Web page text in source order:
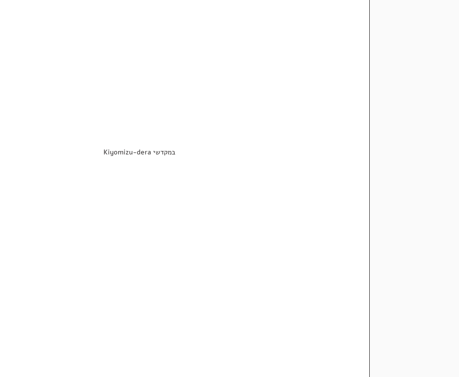
במקדשי Kiyomizu-dera